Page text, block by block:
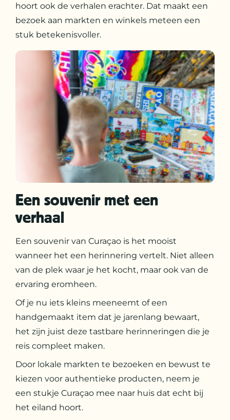
hoort ook de verhalen erachter. Dat maakt een
bezoek aan markten en winkels meteen een
stuk betekenisvoller.
Een souvenir met een
verhaal
Een souvenir van Curaçao is het mooist
wanneer het een herinnering vertelt. Niet alleen
van de plek waar je het kocht, maar ook van de
ervaring eromheen.
Of je nu iets kleins meeneemt of een
handgemaakt item dat je jarenlang bewaart,
het zijn juist deze tastbare herinneringen die je
reis compleet maken.
Door lokale markten te bezoeken en bewust te
kiezen voor authentieke producten, neem je
een stukje Curaçao mee naar huis dat echt bij
het eiland hoort.